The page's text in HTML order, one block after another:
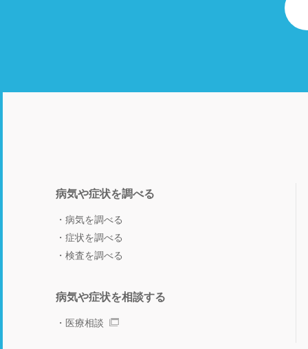
病気や症状を調べる
病気を調べる
症状を調べる
検査を調べる
病気や症状を相談する
医療相談